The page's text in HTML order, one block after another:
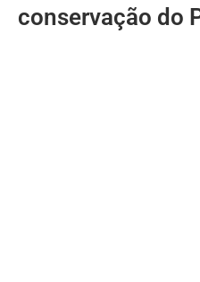
conservação do